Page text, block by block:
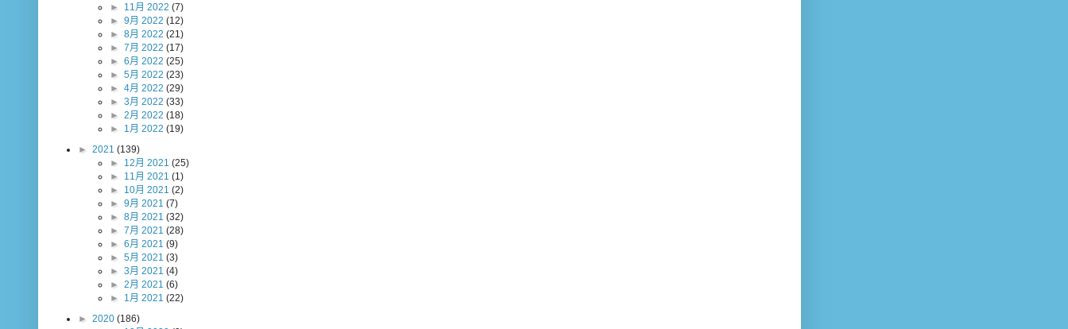
► 11月 2022 (7)
► 9月 2022 (12)
► 8月 2022 (21)
► 7月 2022 (17)
► 6月 2022 (25)
► 5月 2022 (23)
► 4月 2022 (29)
► 3月 2022 (33)
► 2月 2022 (18)
► 1月 2022 (19)
► 2021 (139)
► 12月 2021 (25)
► 11月 2021 (1)
► 10月 2021 (2)
► 9月 2021 (7)
► 8月 2021 (32)
► 7月 2021 (28)
► 6月 2021 (9)
► 5月 2021 (3)
► 3月 2021 (4)
► 2月 2021 (6)
► 1月 2021 (22)
► 2020 (186)